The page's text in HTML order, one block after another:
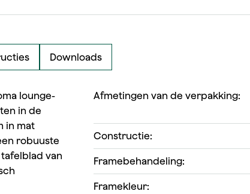
Downloads
lounge-
in de
in mat
robuuste
van
Afmetingen van de verpakking:
Constructie:
Framebehandeling:
Framekleur: